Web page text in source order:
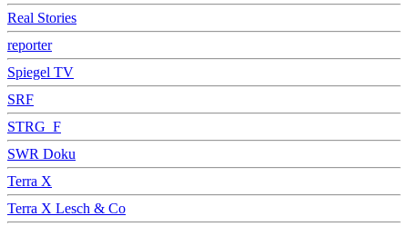
Real Stories
reporter
Spiegel TV
SRF
STRG_F
SWR Doku
Terra X
Terra X Lesch & Co